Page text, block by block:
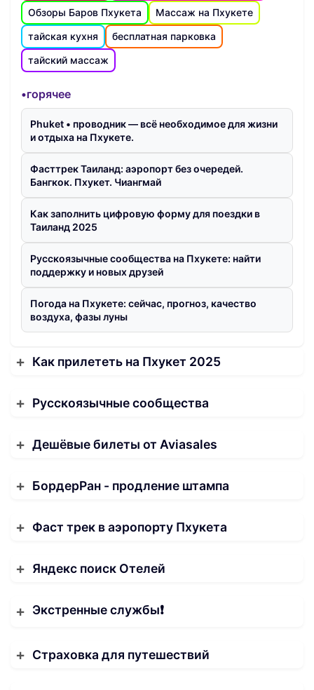
Обзоры Баров Пхукета
Массаж на Пхукете
тайская кухня
бесплатная парковка
тайский массаж
•горячее
Phuket • проводник — всё необходимое для жизни
и отдыха на Пхукете.
Фасттрек Таиланд: аэропорт без очередей.
Бангкок. Пхукет. Чиангмай
Как заполнить цифровую форму для поездки в
Таиланд 2025
Русскоязычные сообщества на Пхукете: найти
поддержку и новых друзей
Погода на Пхукете: сейчас, прогноз, качество
воздуха, фазы луны
Как прилететь на Пхукет 2025
Русскоязычные сообщества
Дешёвые билеты от Aviasales
БордерРан - продление штампа
Фаст трек в аэропорту Пхукета
Яндекс поиск Отелей
Экстренные службы❗️
Страховка для путешествий